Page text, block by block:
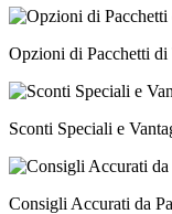
Opzioni di Pacchetti
Sconti Speciali e
Consigli Accurati da